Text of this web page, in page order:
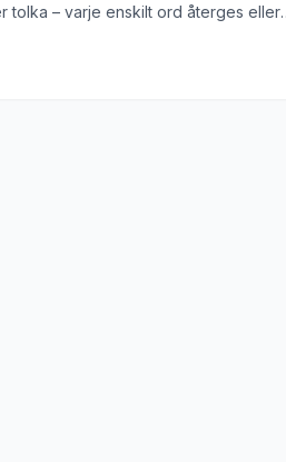
tolka – varje enskilt ord återges eller
ordning. Används oftast med verb som